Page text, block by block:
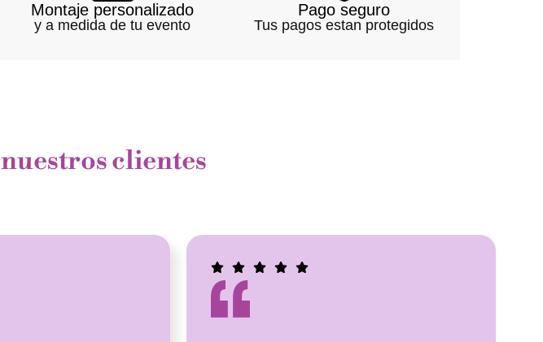
Montaje personalizado
y a medida de tu evento
Pago seguro
Tus pagos estan protegidos
nuestros clientes